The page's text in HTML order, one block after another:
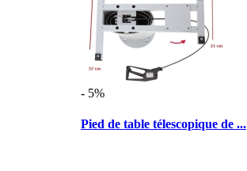
- 5%
Pied de table télescopique de ...